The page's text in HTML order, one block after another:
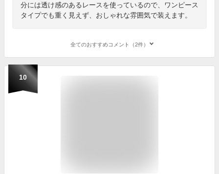
分には透け感のあるレースを使っているので、ワンピース
タイプでも重く見えず、おしゃれな雰囲気で装えます。
全てのおすすめコメント（2件）
10